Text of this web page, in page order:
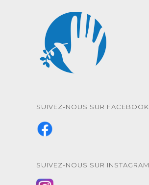
SUIVEZ-NOUS SUR FACEBOOK
SUIVEZ-NOUS SUR INSTAGRAM